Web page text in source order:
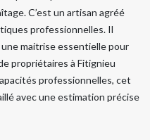
C’est un artisan agréé
professionnelles. Il
maitrise essentielle pour
propriétaires à Fitignieu
professionnelles, cet
avec une estimation précise